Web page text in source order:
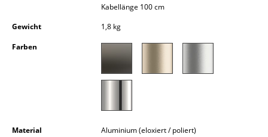
Licht
Hängeleuchten & Deckenleuchten
Kabellänge 100 cm
Gewicht
1,8 kg
Farben
Material
Aluminium (eloxiert / poliert)